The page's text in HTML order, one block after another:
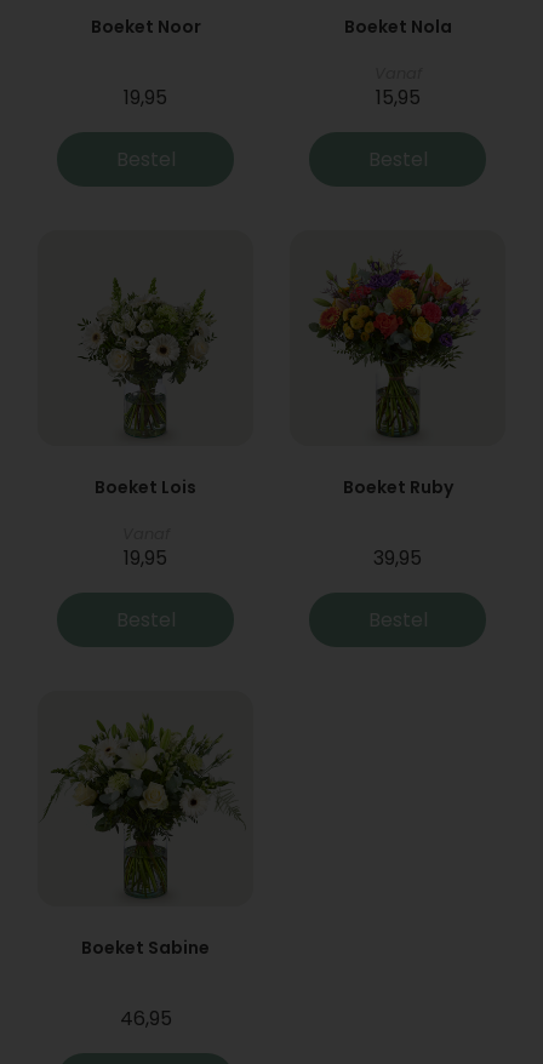
Boeket Noor
19,95
Bestel
Boeket Nola
15,95
Bestel
Boeket Lois
19,95
Bestel
Boeket Ruby
39,95
Bestel
Boeket Sabine
46,95